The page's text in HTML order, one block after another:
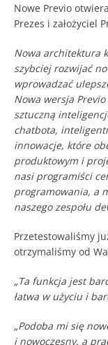
Nowe Previo
Prezes i założyciel
Nowa architektura
szybciej rozwijać
wprowadzać
Nowa wersja
sztuczną
chatbota,
innowacje, które
produktowym i
nasi programiści
programowania, a
naszego zespołu
Przetestowaliśmy
otrzymaliśmy od
„Ta funkcja jest
łatwa w użyciu i
„Podoba mi się
i nowoczesny, a